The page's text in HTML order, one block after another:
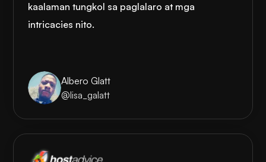
kaalaman tungkol sa paglalaro at mga
intricacies nito.
Albero Glatt
@lisa_galatt